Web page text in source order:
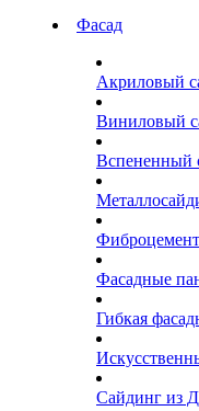
Фасад
Акриловый
Виниловый
Вспененный
Фасадные
Гибкая
Сайдинг из